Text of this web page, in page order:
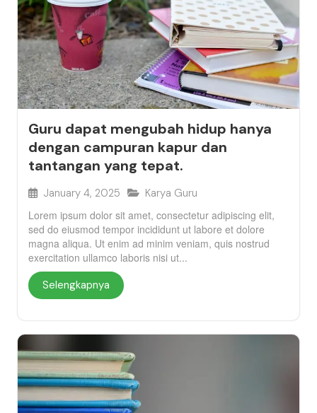
Guru dapat mengubah hidup hanya
dengan campuran kapur dan
tantangan yang tepat.
January 4, 2025
Karya Guru
Lorem ipsum dolor sit amet, consectetur adipiscing elit,
sed do eiusmod tempor incididunt ut labore et dolore
magna aliqua. Ut enim ad minim veniam, quis nostrud
exercitation ullamco laboris nisi ut...
Selengkapnya